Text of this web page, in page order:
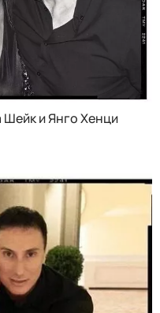
и Янго Хенци